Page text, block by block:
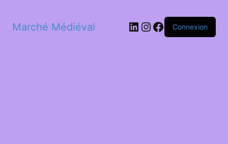
Marché Médiéval LinkedIn
Instagram
Facebook
Connexion